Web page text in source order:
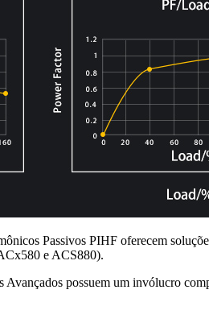
Passivos PIHF oferecem
e ACS880).
possuem um invólucro